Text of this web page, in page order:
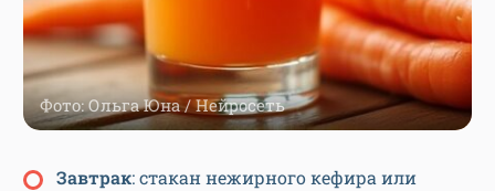
Фото: Ольга Юна / Нейросеть
Завтрак: стакан нежирного кефира или